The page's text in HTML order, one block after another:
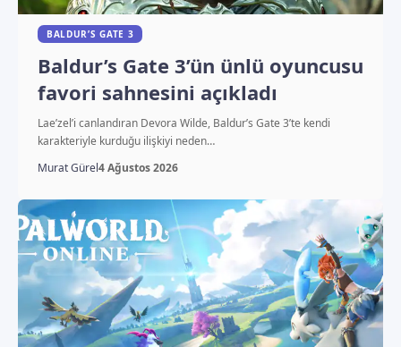
BALDUR’S GATE 3
Baldur’s Gate 3’ün ünlü oyuncusu
favori sahnesini açıkladı
Lae’zel’i canlandıran Devora Wilde, Baldur’s Gate 3’te kendi
karakteriyle kurduğu ilişkiyi neden…
Murat Gürel4 Ağustos 2026